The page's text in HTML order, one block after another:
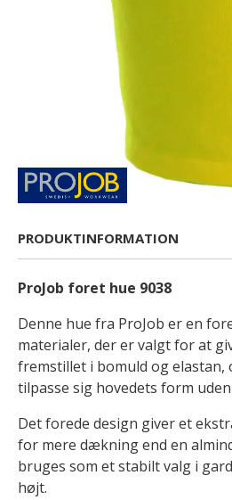
PRODUKTINFORMATION
ProJob foret hue 9038
Denne hue fra ProJob er en
materialer, der er valgt for at
fremstillet i bomuld og elastan,
tilpasse sig hovedets form
Det forede design giver et
for mere dækning end en
bruges som et stabilt valg i
højt.